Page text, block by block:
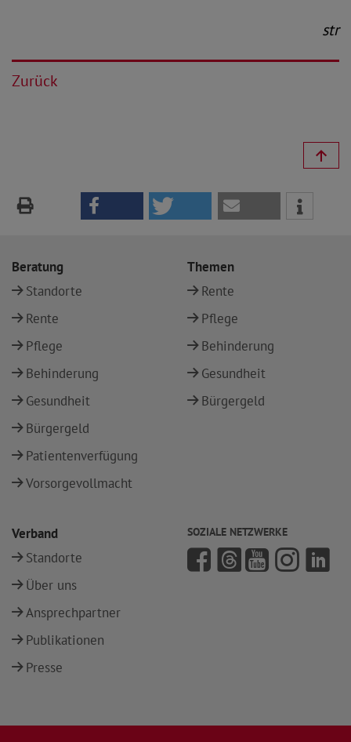
str
Zurück
Beratung
Standorte
Rente
Pflege
Behinderung
Gesundheit
Bürgergeld
Patientenverfügung
Vorsorgevollmacht
Themen
Rente
Pflege
Behinderung
Gesundheit
Bürgergeld
Verband
Standorte
Über uns
Ansprechpartner
Publikationen
Presse
SOZIALE NETZWERKE